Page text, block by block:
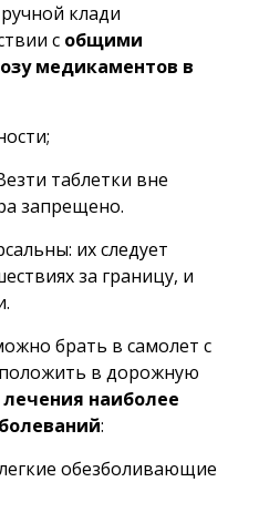
клади
с общими
медикаментов в
таблетки вне
запрещено.
их следует
за границу, и
брать в самолет с
в дорожную
наиболее
:
обезболивающие